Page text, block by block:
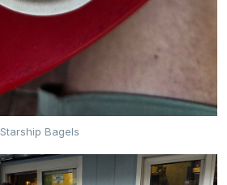
Bagels